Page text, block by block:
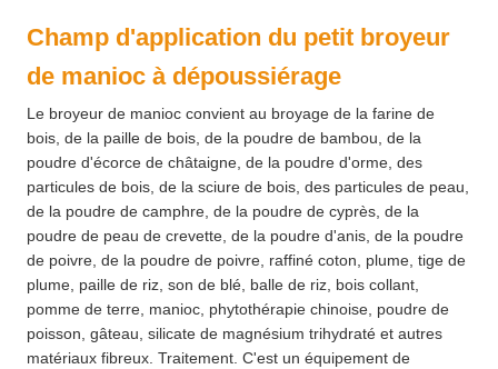
Champ d'application du petit broyeur
de manioc à dépoussiérage
Le broyeur de manioc convient au broyage de la farine de
bois, de la paille de bois, de la poudre de bambou, de la
poudre d'écorce de châtaigne, de la poudre d'orme, des
particules de bois, de la sciure de bois, des particules de peau,
de la poudre de camphre, de la poudre de cyprès, de la
poudre de peau de crevette, de la poudre d'anis, de la poudre
de poivre, de la poudre de poivre, raffiné coton, plume, tige de
plume, paille de riz, son de blé, balle de riz, bois collant,
pomme de terre, manioc, phytothérapie chinoise, poudre de
poisson, gâteau, silicate de magnésium trihydraté et autres
matériaux fibreux. Traitement. C'est un équipement de